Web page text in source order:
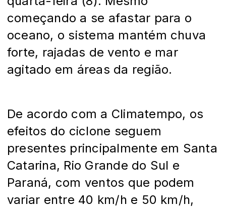
começando a se afastar para o
oceano, o sistema mantém chuva
forte, rajadas de vento e mar
agitado em áreas da região.
De acordo com a Climatempo, os
efeitos do ciclone seguem
presentes principalmente em Santa
Catarina, Rio Grande do Sul e
Paraná, com ventos que podem
variar entre 40 km/h e 50 km/h,